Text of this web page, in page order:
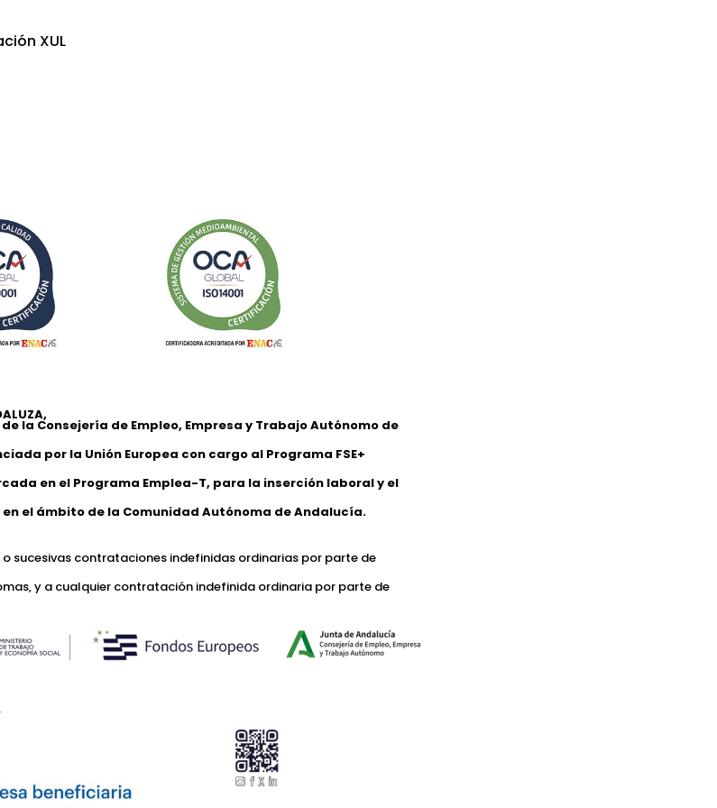
XUL
la Consejería de Empleo, Empresa y Trabajo Autónomo de
por la Unión Europea con cargo al Programa FSE+
en el Programa Emplea-T, para la inserción laboral y el
el ámbito de la Comunidad Autónoma de Andalucía.
o sucesivas contrataciones indefinidas ordinarias por parte de
y a cualquier contratación indefinida ordinaria por parte de